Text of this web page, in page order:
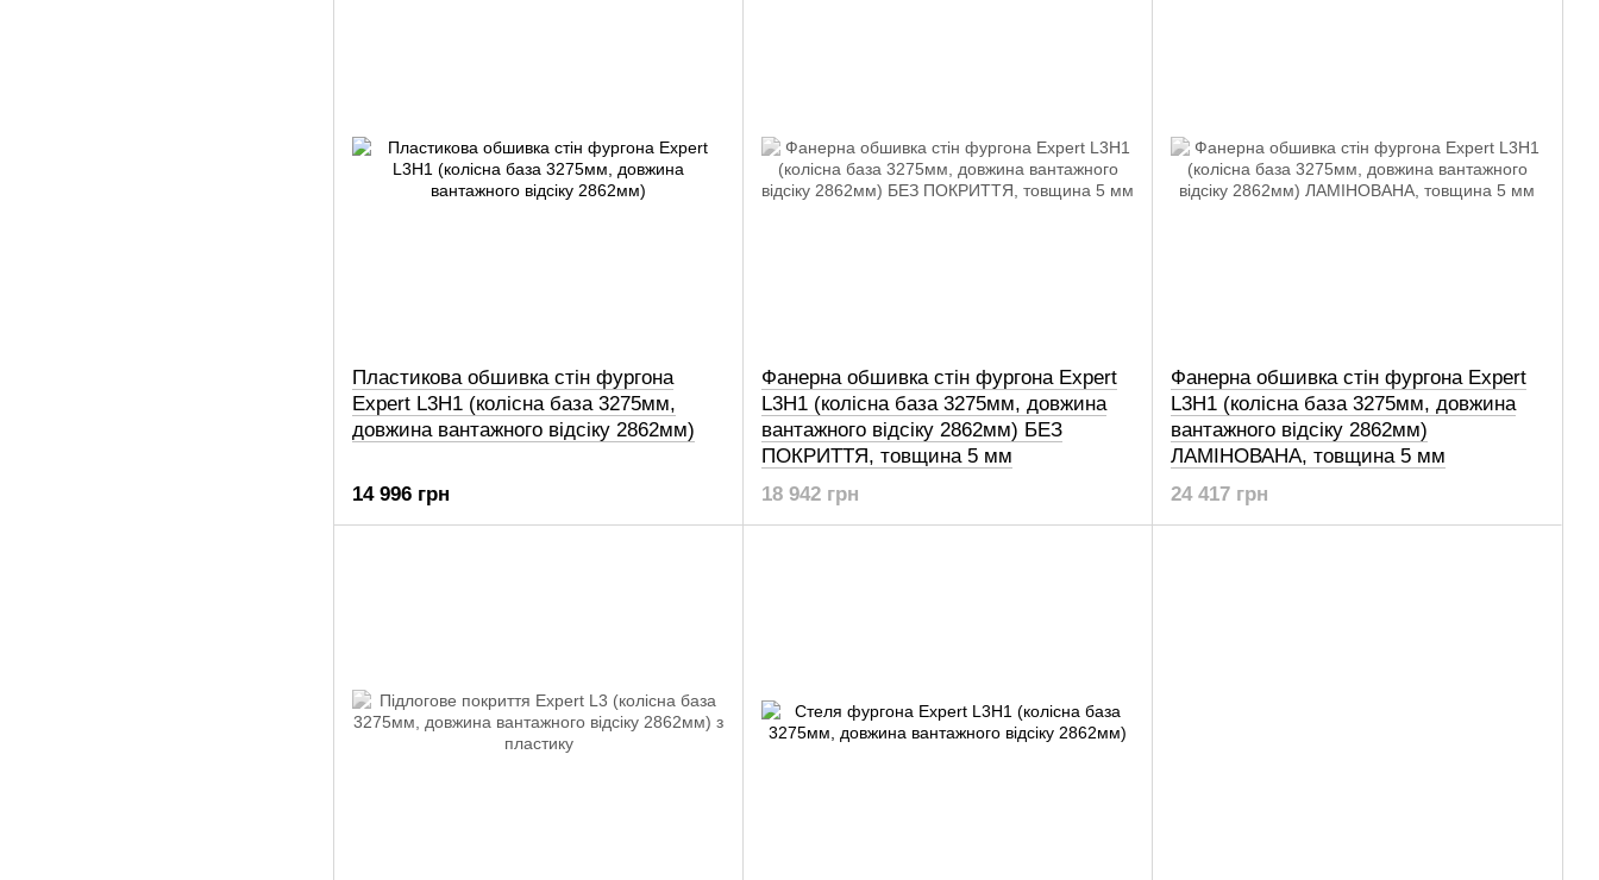
Пластикова обшивка стін фургона
Expert L3H1 (колісна база 3275мм,
довжина вантажного відсіку 2862мм)
14 996 грн
Фанерна обшивка стін фургона Expert
L3H1 (колісна база 3275мм, довжина
вантажного відсіку 2862мм) БЕЗ
ПОКРИТТЯ, товщина 5 мм
18 942 грн
Фанерна обшивка стін фургона Expert
L3H1 (колісна база 3275мм, довжина
вантажного відсіку 2862мм)
ЛАМІНОВАНА, товщина 5 мм
24 417 грн